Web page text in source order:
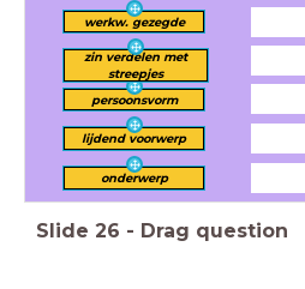
werkw. gezegde
onderwerp
persoonsvorm
zin verdelen met
streepjes
lijdend voorwerp
Slide 26 - Drag question